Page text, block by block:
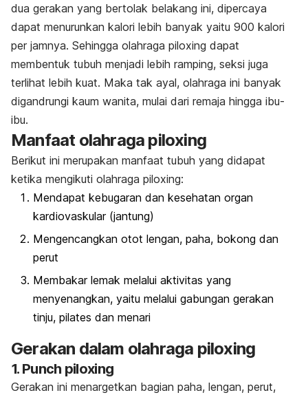
dua gerakan yang bertolak belakang ini, dipercaya
dapat menurunkan kalori lebih banyak yaitu 900 kalori
per jamnya. Sehingga olahraga piloxing dapat
membentuk tubuh menjadi lebih ramping, seksi juga
terlihat lebih kuat. Maka tak ayal, olahraga ini banyak
digandrungi kaum wanita, mulai dari remaja hingga ibu-
ibu.
Manfaat olahraga piloxing
Berikut ini merupakan manfaat tubuh yang didapat
ketika mengikuti olahraga piloxing:
Mendapat kebugaran dan kesehatan organ
kardiovaskular (jantung)
Mengencangkan otot lengan, paha, bokong dan
perut
Membakar lemak melalui aktivitas yang
menyenangkan, yaitu melalui gabungan gerakan
tinju, pilates dan menari
Gerakan dalam olahraga piloxing
1. Punch piloxing
Gerakan ini menargetkan bagian paha, lengan, perut,